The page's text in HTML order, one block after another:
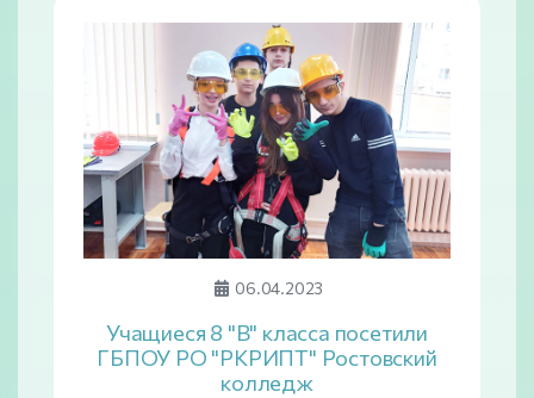
06.04.2023
Учащиеся 8 "В" класса посетили
ГБПОУ РО "РКРИПТ" Ростовский
колледж